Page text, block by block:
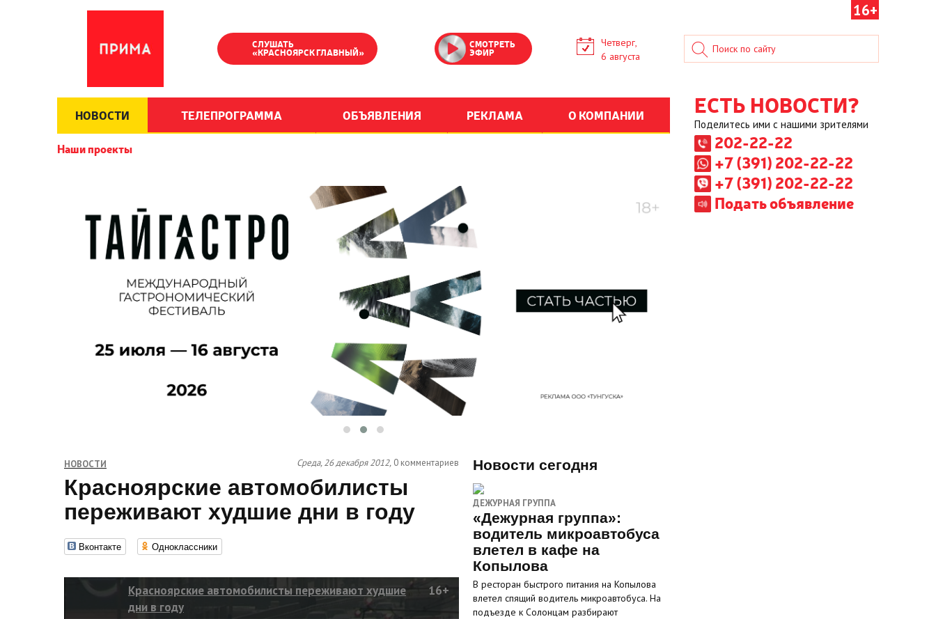
16+
СЛУШАТЬ
«КРАСНОЯРСК ГЛАВНЫЙ»
СМОТРЕТЬ
ЭФИР
Четверг,
6 августа
НОВОСТИ ТЕЛЕПРОГРАММА ОБЪЯВЛЕНИЯ РЕКЛАМА О КОМПАНИИ
Наши проекты
ЕСТЬ НОВОСТИ?
Поделитесь ими с нашими зрителями
202-22-22
+7 (391) 202-22-22
+7 (391) 202-22-22
Подать объявление
НОВОСТИ Среда, 26 декабря 2012, 0 комментариев
Красноярские автомобилисты
переживают худшие дни в году
Вконтакте Одноклассники
Красноярские автомобилисты переживают худшие
дни в году
16+
Новости сегодня
ДЕЖУРНАЯ ГРУППА
«Дежурная группа»:
водитель микроавтобуса
влетел в кафе на
Копылова
В ресторан быстрого питания на Копылова
влетел спящий водитель микроавтобуса. На
подъезде к Солонцам разбирают